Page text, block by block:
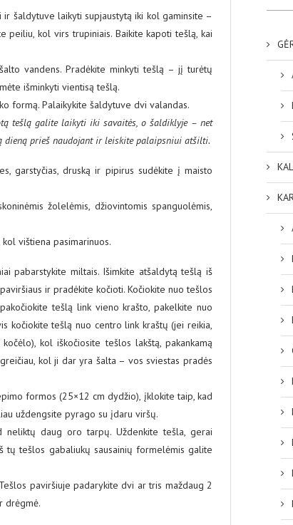
šaldytuve laikyti supjaustytą iki kol gaminsite –
peiliu, kol virs trupiniais. Baikite kapoti tešlą, kai
vandens. Pradėkite minkyti tešlą – jį turėtų
išminkyti vientisą tešlą.
formą. Palaikykite šaldytuve dvi valandas.
tešlą galite laikyti iki savaitės, o šaldiklyje – net
dieną prieš naudojant ir leiskite palaipsniui atšilti.
garstyčias, druską ir pipirus sudėkite į maisto
žolelėmis, džiovintomis spanguolėmis,
vištiena pasimarinuos.
pabarstykite miltais. Išimkite atšaldytą tešlą iš
ir pradėkite kočioti. Kočiokite nuo tešlos
tešlą link vieno krašto, pakelkite nuo
kočiokite tešlą nuo centro link kraštų (jei reikia,
kol iškočiosite tešlos lakštą, pakankamą
kol ji dar yra šalta – vos sviestas pradės
formos (25×12 cm dydžio), įklokite taip, kad
uždengsite pyrago su įdaru viršų.
neliktų daug oro tarpų. Uždenkite tešla, gerai
tų tešlos gabaliukų sausainių formelėmis galite
paviršiuje padarykite dvi ar tris maždaug 2
drėgmė.